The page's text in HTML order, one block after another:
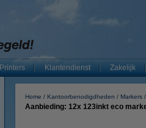
Printers Klantendienst Zakelijk
Home Kantoorbenodigdheden Markers
Aanbieding: 12x 123inkt eco